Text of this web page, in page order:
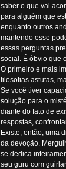
saber o que vai
para alguém que
enquanto outros
mantendo esse
essas perguntas
social. É óbvio que
O primeiro e mais
filosofias astutas,
Se você tiver
solução para o
diante do fato de
respostas,
Existe, então, uma
da devoção.
se dedica
seu guru com